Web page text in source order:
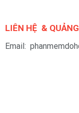
LIÊN HỆ &
Email: